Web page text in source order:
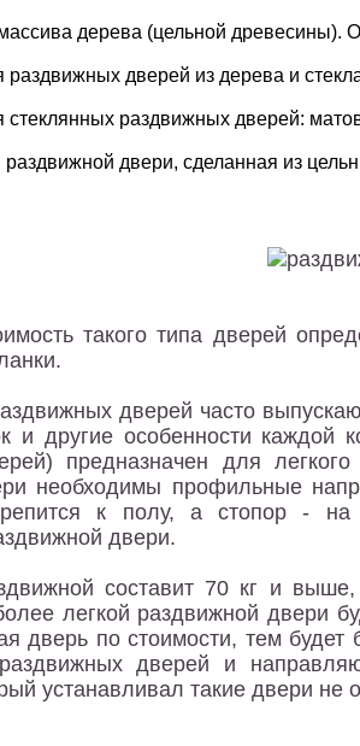
дерева (цельной древесины).
раздвижных дверей из дерева и
стеклянных раздвижных дверей:
раздвижной двери, сделанная из
такого типа дверей
дверей часто
и другие особенности каждой
предназначен для
необходимы профильные
к полу, а стопор -
двери.
составит 70 кг и
легкой раздвижной двери
дверь по стоимости, тем
дверей и
устанавливал такие двери не